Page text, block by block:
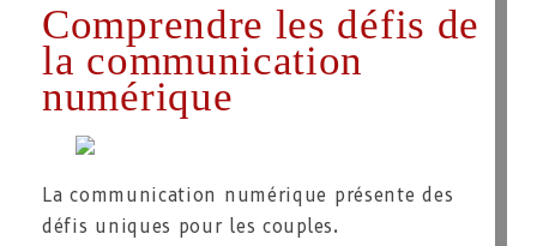
Comprendre les défis de
la communication
numérique
La communication numérique présente des
défis uniques pour les couples.